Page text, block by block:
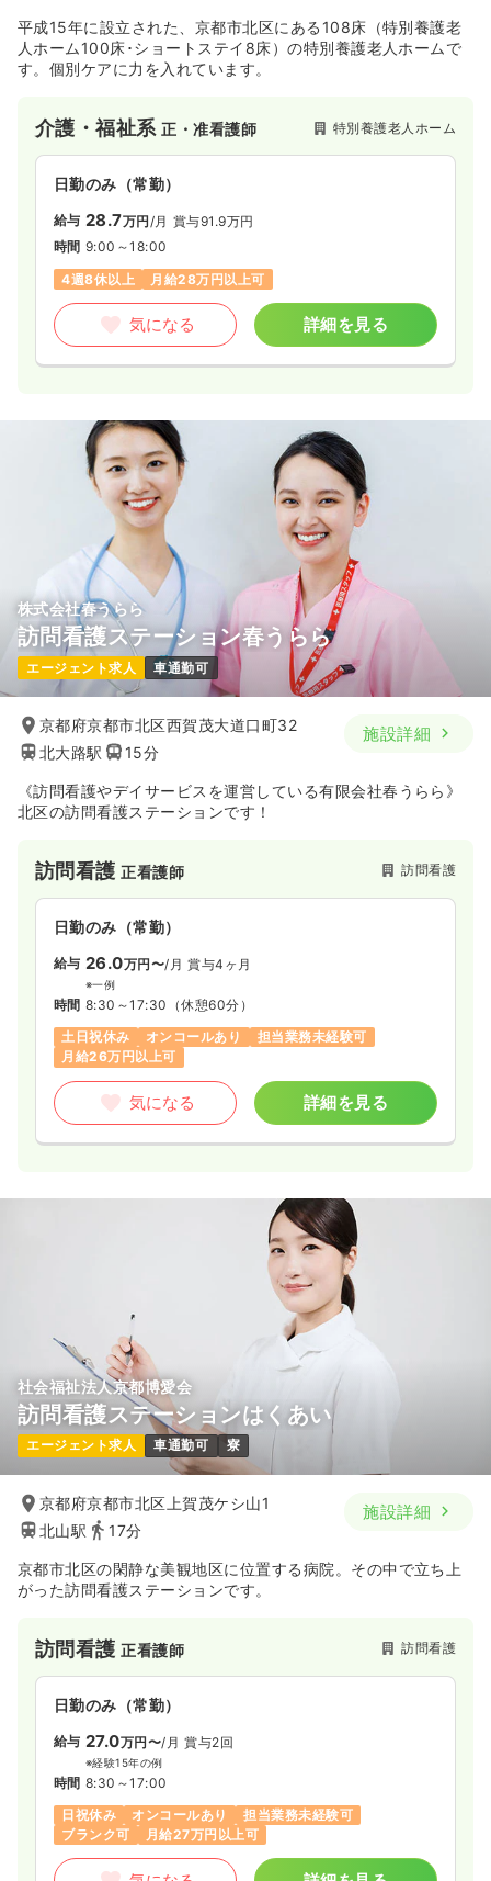
平成15年に設立された、京都市北区にある108床（特別養護老
人ホーム100床･ショートステイ8床）の特別養護老人ホームで
す。個別ケアに力を入れています。
介護・福祉系正・准看護師 特別養護老人ホーム
日勤のみ（常勤）
給与 28.7万円/月 賞与91.9万円
時間 9:00～18:00
4週8休以上
月給28万円以上可
気になる 詳細を見る
株式会社春うらら
訪問看護ステーション春うらら
エージェント求人 車通勤可
京都府京都市北区西賀茂大道口町32
北大路駅
15分
施設詳細
《訪問看護やデイサービスを運営している有限会社春うらら》
北区の訪問看護ステーションです！
訪問看護正看護師 訪問看護
日勤のみ（常勤）
給与 26.0万円〜/月 賞与4ヶ月
※一例
時間 8:30～17:30 （休憩60分）
土日祝休み
オンコールあり
担当業務未経験可
月給26万円以上可
気になる 詳細を見る
社会福祉法人京都博愛会
訪問看護ステーションはくあい
エージェント求人 車通勤可 寮
京都府京都市北区上賀茂ケシ山1
北山駅
17分
施設詳細
京都市北区の閑静な美観地区に位置する病院。その中で立ち上
がった訪問看護ステーションです。
訪問看護正看護師 訪問看護
日勤のみ（常勤）
給与 27.0万円〜/月 賞与2回
※経験15年の例
時間 8:30～17:00
日祝休み
オンコールあり
担当業務未経験可
ブランク可
月給27万円以上可